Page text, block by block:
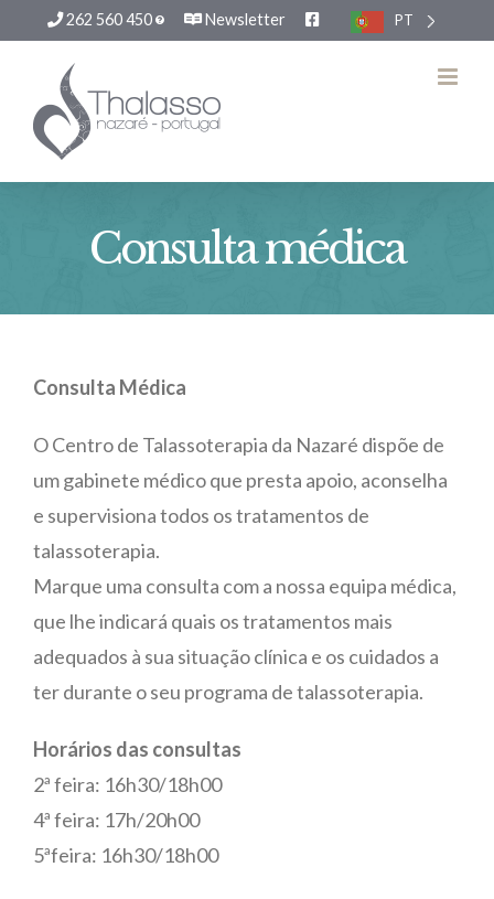
262 560 450 Newsletter PT
content
Consulta médica
Consulta Médica
O Centro de Talassoterapia da Nazaré dispõe de
um gabinete médico que presta apoio, aconselha
e supervisiona todos os tratamentos de
talassoterapia.
Marque uma consulta com a nossa equipa médica,
que lhe indicará quais os tratamentos mais
adequados à sua situação clínica e os cuidados a
ter durante o seu programa de talassoterapia.
Horários das consultas
2ª feira: 16h30/18h00
4ª feira: 17h/20h00
5ªfeira: 16h30/18h00